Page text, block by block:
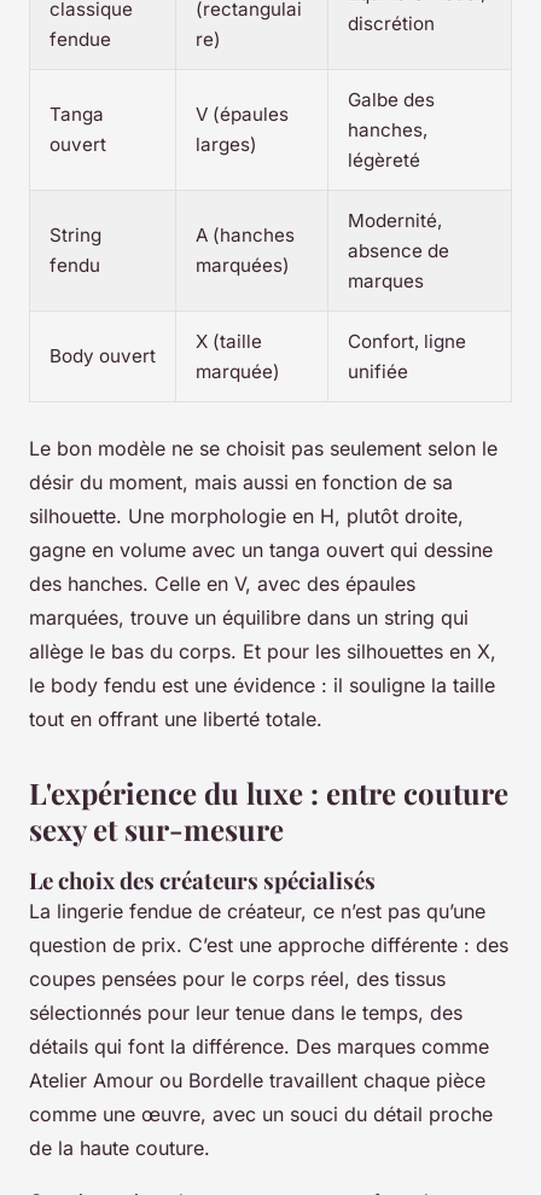
classique
fendue
(rectangulai
re)
discrétion
Tanga
ouvert
V (épaules
larges)
Galbe des
hanches,
légèreté
String
fendu
A (hanches
marquées)
Modernité,
absence de
marques
Body ouvert
X (taille
marquée)
Confort, ligne
unifiée
Le bon modèle ne se choisit pas seulement selon le
désir du moment, mais aussi en fonction de sa
silhouette. Une morphologie en H, plutôt droite,
gagne en volume avec un tanga ouvert qui dessine
des hanches. Celle en V, avec des épaules
marquées, trouve un équilibre dans un string qui
allège le bas du corps. Et pour les silhouettes en X,
le body fendu est une évidence : il souligne la taille
tout en offrant une liberté totale.
L'expérience du luxe : entre couture
sexy et sur-mesure
Le choix des créateurs spécialisés
La lingerie fendue de créateur, ce n’est pas qu’une
question de prix. C’est une approche différente : des
coupes pensées pour le corps réel, des tissus
sélectionnés pour leur tenue dans le temps, des
détails qui font la différence. Des marques comme
Atelier Amour ou Bordelle travaillent chaque pièce
comme une œuvre, avec un souci du détail proche
de la haute couture.